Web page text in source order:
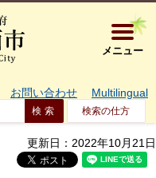
大阪府箕
メニュー
お問い合わせ Multilingual
検索の仕方
更新日：2022年10月21日